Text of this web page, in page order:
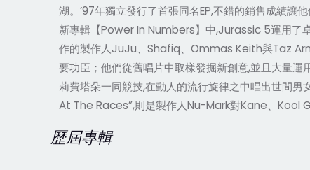
湖。’97年獨立發行了首張同名EP,不錯的銷售成績
新專輯【Power In Numbers】中,Jurassic 5運用了
作的製作人JuJu、Shafiq、Ommas Keith與Taz
要功臣；他們從舊唱片中取樣發掘新創意,並且大量
莉費塔朵一同競技,在動人的流行旋律之中唱出世間
At The Races”,則是製作人Nu-Mark對Kane、
歷屆專輯